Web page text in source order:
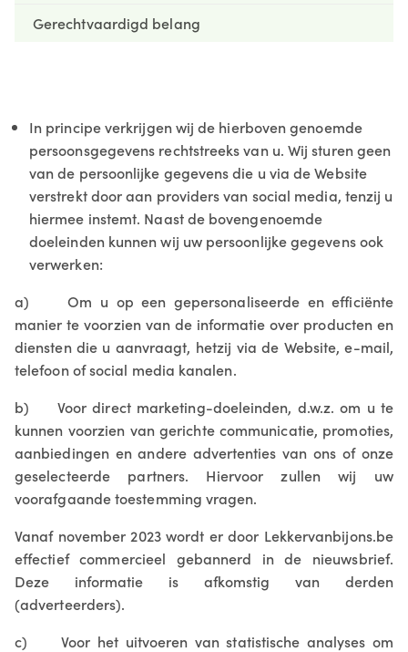
Gerechtvaardigd belang
In principe verkrijgen wij de hierboven genoemde
persoonsgegevens rechtstreeks van u. Wij sturen geen
van de persoonlijke gegevens die u via de Website
verstrekt door aan providers van social media, tenzij u
hiermee instemt. Naast de bovengenoemde
doeleinden kunnen wij uw persoonlijke gegevens ook
verwerken:
a) Om u op een gepersonaliseerde en efficiënte
manier te voorzien van de informatie over producten en
diensten die u aanvraagt, hetzij via de Website, e-mail,
telefoon of social media kanalen.
b) Voor direct marketing-doeleinden, d.w.z. om u te
kunnen voorzien van gerichte communicatie, promoties,
aanbiedingen en andere advertenties van ons of onze
geselecteerde partners. Hiervoor zullen wij uw
voorafgaande toestemming vragen.
Vanaf november 2023 wordt er door Lekkervanbijons.be
effectief commercieel gebannerd in de nieuwsbrief.
Deze informatie is afkomstig van derden
(adverteerders).
c) Voor het uitvoeren van statistische analyses om